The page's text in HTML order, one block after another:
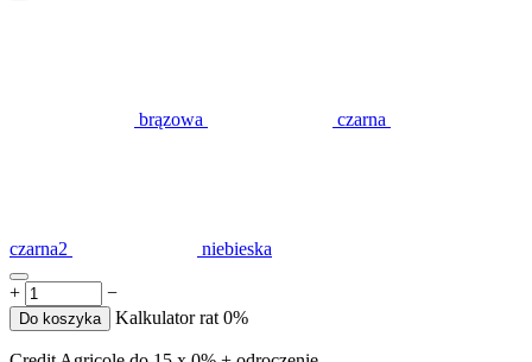
brązowa czarna
czarna2 niebieska
+ −
Do koszyka Kalkulator rat 0%